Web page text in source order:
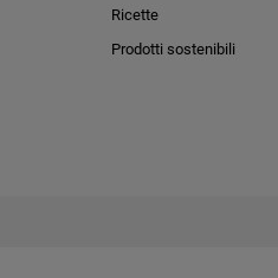
Ricette
Prodotti sostenibili